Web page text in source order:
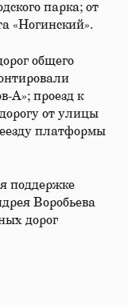
парка; от
«Ногинский».
общего
А»; проезд к
от улицы
платформы
поддержке
Воробьева
дорог